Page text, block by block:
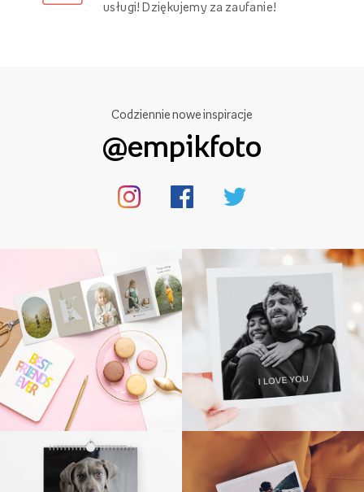
usługi! Dziękujemy za zaufanie!
Codziennie nowe inspiracje
@empikfoto